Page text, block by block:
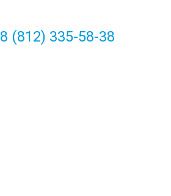
8 (812) 335-58-38